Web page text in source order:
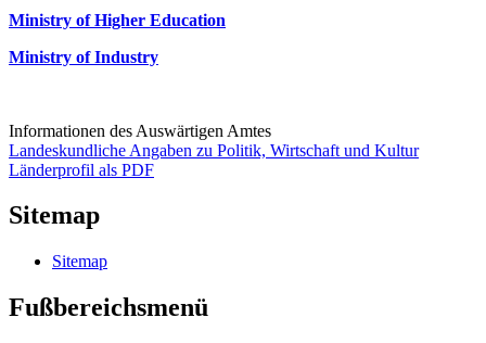
Ministry of Higher Education
Ministry of Industry
Informationen des Auswärtigen Amtes
Landeskundliche Angaben zu Politik, Wirtschaft und Kultur
Länderprofil als PDF
Sitemap
Sitemap
Fußbereichsmenü